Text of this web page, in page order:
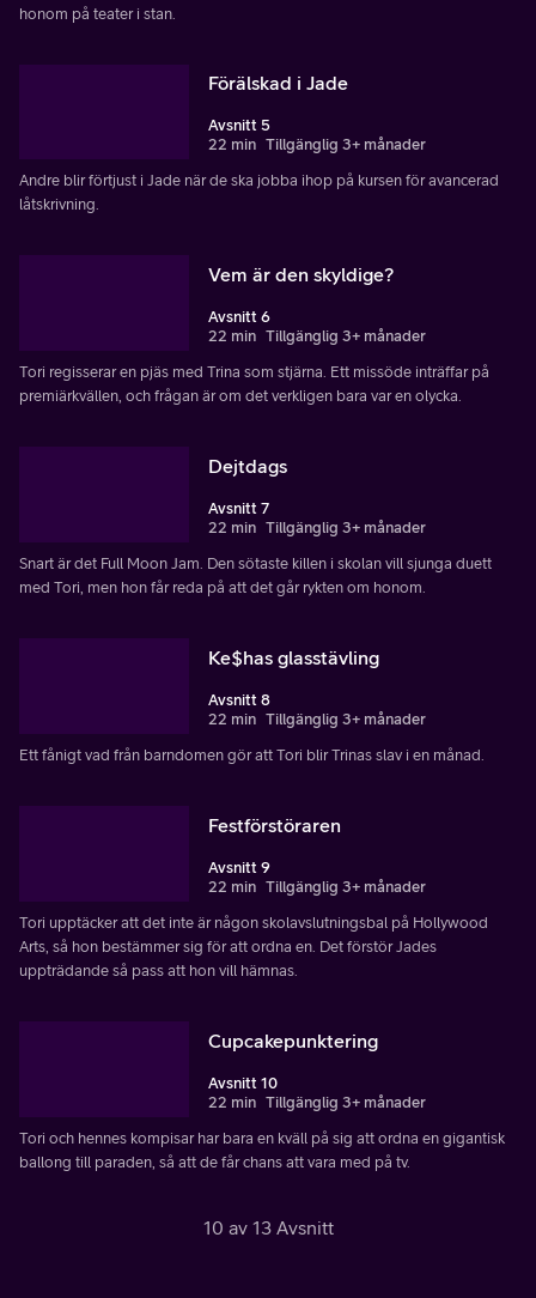
honom på teater i stan.
Förälskad i Jade
Avsnitt 5
22 min Tillgänglig 3+ månader
Andre blir förtjust i Jade när de ska jobba ihop på kursen för avancerad
låtskrivning.
Vem är den skyldige?
Avsnitt 6
22 min Tillgänglig 3+ månader
Tori regisserar en pjäs med Trina som stjärna. Ett missöde inträffar på
premiärkvällen, och frågan är om det verkligen bara var en olycka.
Dejtdags
Avsnitt 7
22 min Tillgänglig 3+ månader
Snart är det Full Moon Jam. Den sötaste killen i skolan vill sjunga duett
med Tori, men hon får reda på att det går rykten om honom.
Ke$has glasstävling
Avsnitt 8
22 min Tillgänglig 3+ månader
Ett fånigt vad från barndomen gör att Tori blir Trinas slav i en månad.
Festförstöraren
Avsnitt 9
22 min Tillgänglig 3+ månader
Tori upptäcker att det inte är någon skolavslutningsbal på Hollywood
Arts, så hon bestämmer sig för att ordna en. Det förstör Jades
uppträdande så pass att hon vill hämnas.
Cupcakepunktering
Avsnitt 10
22 min Tillgänglig 3+ månader
Tori och hennes kompisar har bara en kväll på sig att ordna en gigantisk
ballong till paraden, så att de får chans att vara med på tv.
10 av 13 Avsnitt